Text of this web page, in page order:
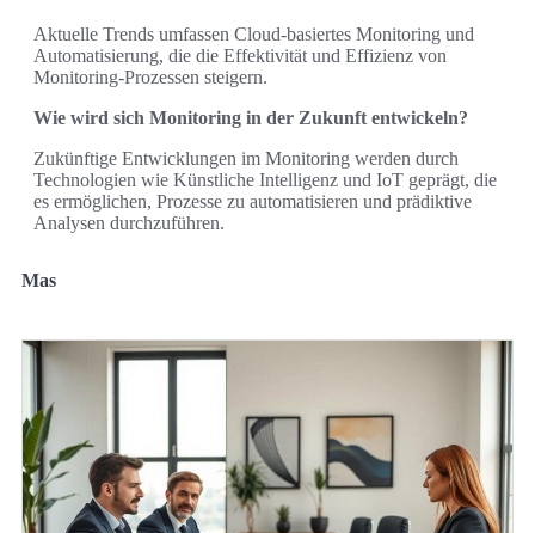
Aktuelle Trends umfassen Cloud-basiertes Monitoring und
Automatisierung, die die Effektivität und Effizienz von
Monitoring-Prozessen steigern.
Wie wird sich Monitoring in der Zukunft entwickeln?
Zukünftige Entwicklungen im Monitoring werden durch
Technologien wie Künstliche Intelligenz und IoT geprägt, die
es ermöglichen, Prozesse zu automatisieren und prädiktive
Analysen durchzuführen.
Mas